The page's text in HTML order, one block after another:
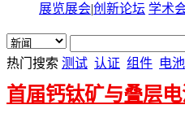
展览展会|创新论坛 学术
热门搜索 测试 认证 组件 电池
首届钙钛矿与叠层